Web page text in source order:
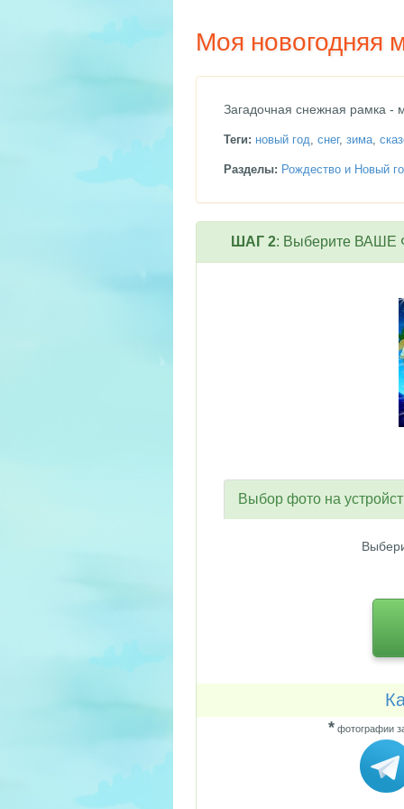
Моя новогодняя
Загадочная снежная рамка -
Теги: новый год, снег, зима,
Разделы: Рождество и Новый
ШАГ 2: Выберите ВАШЕ
Выбор фото на
* фотографии